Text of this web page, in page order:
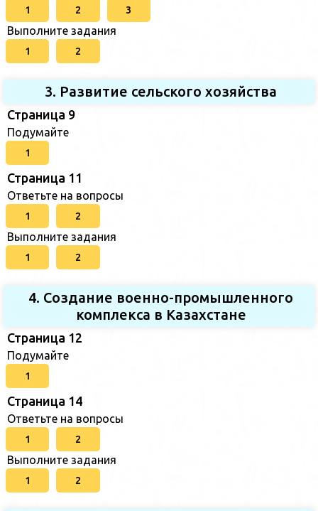
1 2 3
Выполните задания
1 2
3. Развитие сельского хозяйства
Страница 9
Подумайте
1
Страница 11
Ответьте на вопросы
1 2
Выполните задания
1 2
4. Создание военно-промышленного
комплекса в Казахстане
Страница 12
Подумайте
1
Страница 14
Ответьте на вопросы
1 2
Выполните задания
1 2